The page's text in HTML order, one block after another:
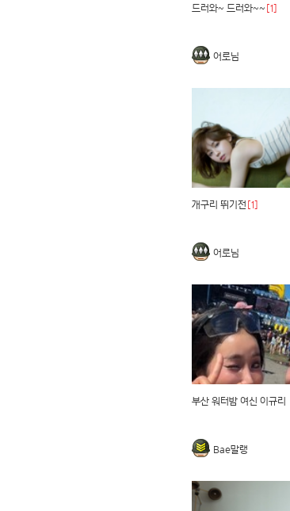
드러와~ 드러와~~ [1]
어로님
개구리 뛰기전 [1]
어로님
부산 워터밤 여신 이규리
Bae말랭